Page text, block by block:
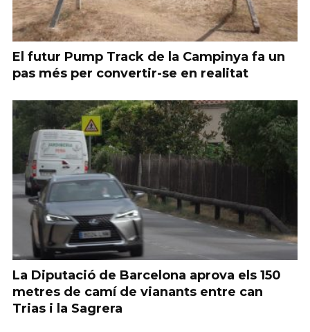
El futur Pump Track de la Campinya fa un
pas més per convertir-se en realitat
La Diputació de Barcelona aprova els 150
metres de camí de vianants entre can
Trias i la Sagrera